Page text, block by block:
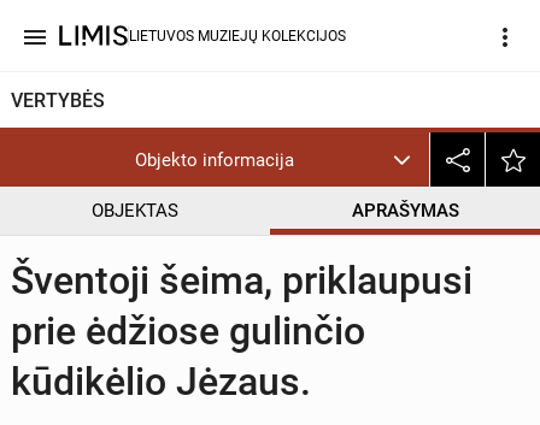
menu LIETUVOS MUZIEJŲ KOLEKCIJOS more_vert
VERTYBĖS
Objekto informacija
OBJEKTAS APRAŠYMAS
Šventoji šeima, priklaupusi
prie ėdžiose gulinčio
kūdikėlio Jėzaus.